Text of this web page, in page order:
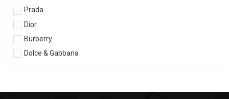
Prada
Dior
Burberry
Dolce & Gabbana